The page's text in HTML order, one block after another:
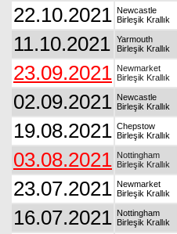
22.10.2021 Newcastle
Birleşik Krallık
11.10.2021
Yarmouth
Birleşik Krallık
23.09.2021 Newmarket
Birleşik Krallık
02.09.2021 Newcastle
Birleşik Krallık
19.08.2021 Chepstow
Birleşik Krallık
03.08.2021 Nottingham
Birleşik Krallık
23.07.2021 Newmarket
Birleşik Krallık
16.07.2021 Nottingham
Birleşik Krallık